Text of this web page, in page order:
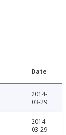
Date
2014-
03-29
2014-
03-29